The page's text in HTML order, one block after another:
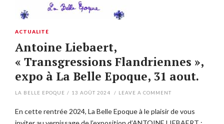
ACTUALITÉ
Antoine Liebaert,
« Transgressions Flandriennes »,
expo à La Belle Epoque, 31 aout.
LA BELLE EPOQUE / 13 AOÛT 2024 / LEAVE A COMMENT
En cette rentrée 2024, La Belle Epoque à le plaisir de vous